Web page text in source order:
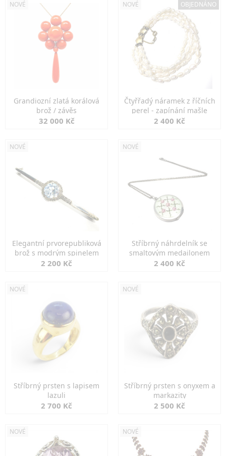
NOVÉ
Grandiozní zlatá korálová
brož / závěs
32 000 Kč
NOVÉ OBJEDNÁNO
Čtyřřadý náramek z říčních
perel - zapínání mašle
2 400 Kč
NOVÉ
Elegantní prvorepubliková
brož s modrým spinelem
2 200 Kč
NOVÉ
Stříbrný náhrdelník se
smaltovým medailonem
2 400 Kč
NOVÉ
Stříbrný prsten s lapisem
lazuli
2 700 Kč
NOVÉ
Stříbrný prsten s onyxem a
markazity
2 500 Kč
NOVÉ NOVÉ